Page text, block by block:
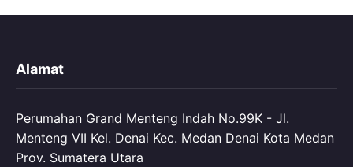
Alamat
Perumahan Grand Menteng Indah No.99K - Jl.
Menteng VII Kel. Denai Kec. Medan Denai Kota Medan
Prov. Sumatera Utara